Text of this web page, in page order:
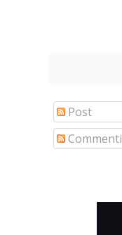
Post
Commenti